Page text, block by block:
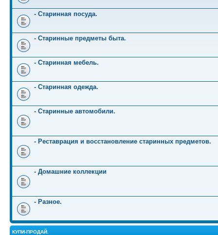
- Старинная посуда.
- Старинные предметы быта.
- Старинная мебель.
- Старинная одежда.
- Старинные автомобили.
- Реставрация и восстановление старинных предметов.
- Домашние коллекции
- Разное.
КУПИ-ПРОДАЙ.